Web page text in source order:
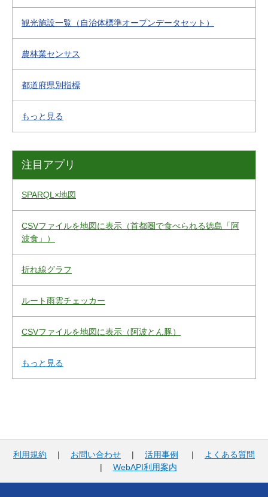
観光施設一覧（自治体標準オープンデータセット）
農林業センサス
都道府県別指標
もっと見る
注目アプリ
SPARQL×地図
CSVファイルを地図に表示（首都圏で食べられる徳島「阿
波食」）
折れ線グラフ
ルート雨雲チェッカー
CSVファイルを地図に表示（阿波とん豚）
もっと見る
利用規約 | お問い合わせ | 活用事例 |
よくある質問
| WebAPI利用案内